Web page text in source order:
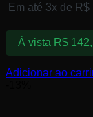
Em até 3x de R$
À vista R$
Adicionar ao